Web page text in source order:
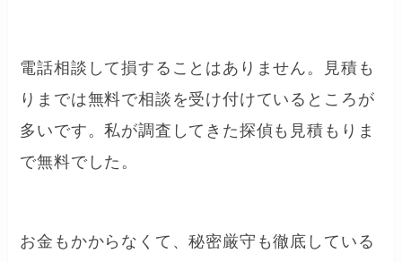
電話相談して損することはありません。見積も
りまでは無料で相談を受け付けているところが
多いです。私が調査してきた探偵も見積もりま
で無料でした。
お金もかからなくて、秘密厳守も徹底している